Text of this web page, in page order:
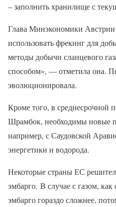
– заполнить хранилище с
Глава Минэкономики
использовать фрекинг для
методы добычи сланцевого
способом», — отметила она.
эволюционировала.
Кроме того, в среднесрочной
Шрамбок, необходимы новые
например, с Саудовской
энергетики и водорода.
Некоторые страны ЕС
эмбарго. В случае с газом,
эмбарго гораздо сложнее,